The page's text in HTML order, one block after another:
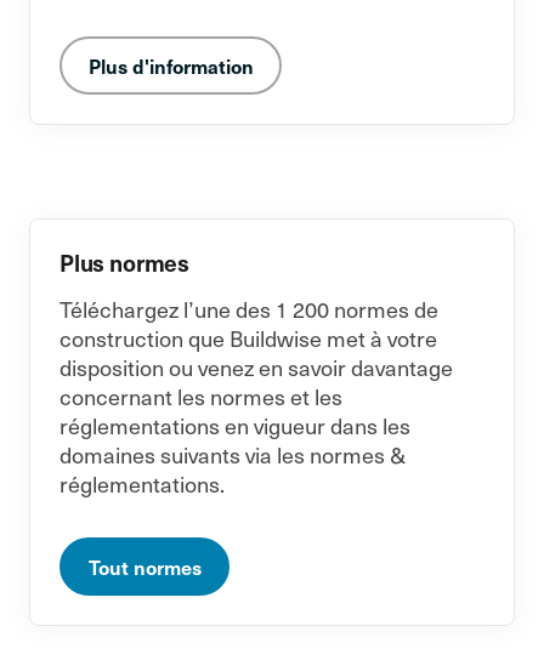
Plus d'information
Plus normes
Téléchargez l’une des 1 200 normes de
construction que Buildwise met à votre
disposition ou venez en savoir davantage
concernant les normes et les
réglementations en vigueur dans les
domaines suivants via les normes &
réglementations.
Tout normes